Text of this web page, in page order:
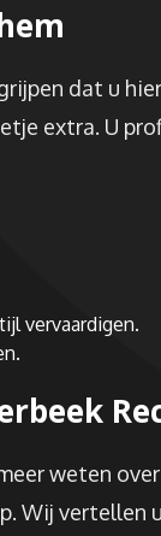
dat u
extra. U
vervaardigen.
weten over
Wij vertellen